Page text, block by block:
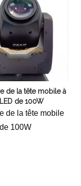
de la tête mobile à
LED de 100W
de la tête mobile
100W